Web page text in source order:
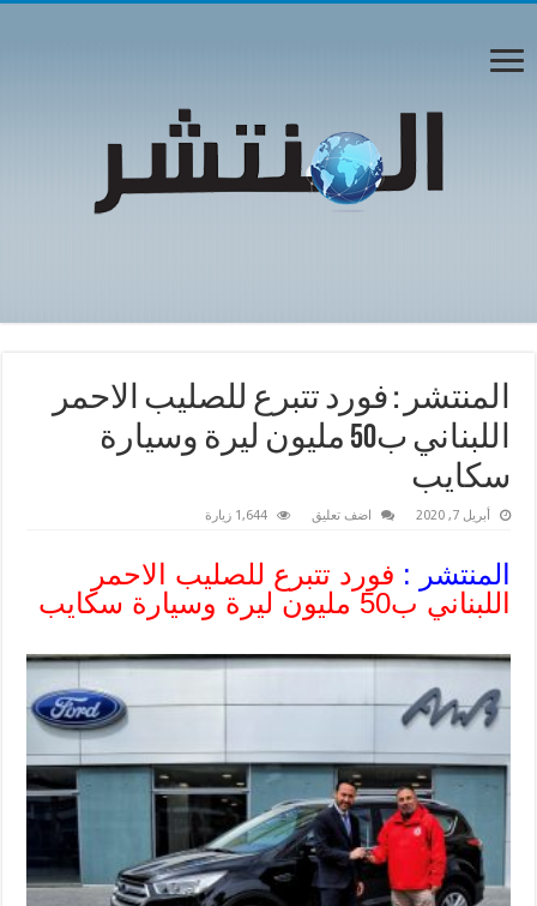
المنتشر : فورد تتبرع للصليب الاحمر
اللبناني ب50 مليون ليرة وسيارة
سكايب
أبريل 7, 2020 اضف تعليق 1,644 زيارة
المنتشر : فورد تتبرع للصليب الاحمر
اللبناني ب50 مليون ليرة وسيارة سكايب